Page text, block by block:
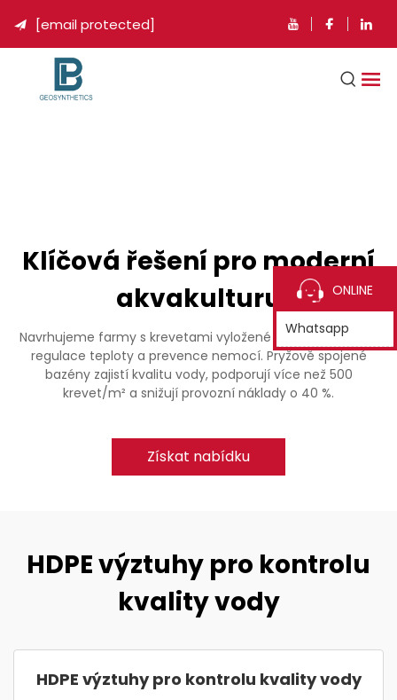
 [email protected]
Klíčová řešení pro moderní
akvakulturu
Navrhujeme farmy s krevetami vyložené HDPE s funkcemi
regulace teploty a prevence nemocí. Pryžově spojené
bazény zajistí kvalitu vody, podporují více než 500
krevet/m² a snižují provozní náklady o 40 %.
Získat nabídku
HDPE výztuhy pro kontrolu
kvality vody
HDPE výztuhy pro kontrolu kvality vody
ONLINE
Whatsapp